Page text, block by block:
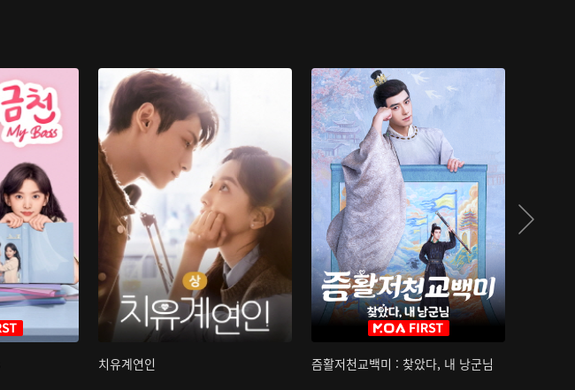
치유계연인 즘활저천교백미 : 찾았다, 내 낭군님